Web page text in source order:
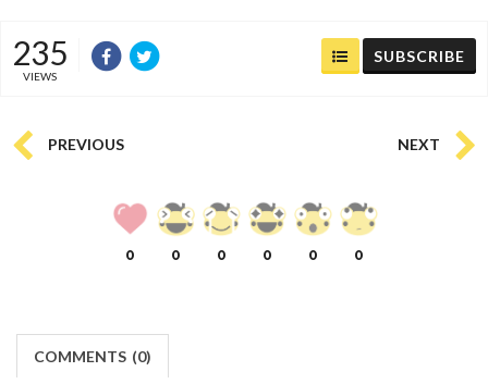
235
VIEWS
SUBSCRIBE
PREVIOUS NEXT
0 0 0 0 0 0
COMMENTS (0)